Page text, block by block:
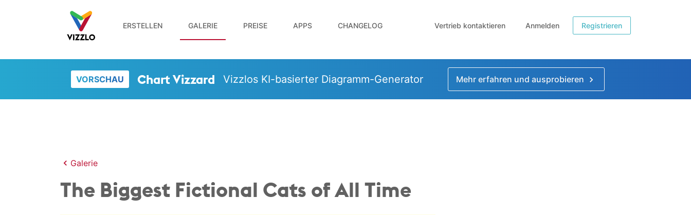
ERSTELLEN GALERIE PREISE APPS CHANGELOG Vertrieb kontaktieren Anmelden Registrieren
VORSCHAU Chart Vizzard Vizzlos KI-basierter Diagramm-Generator Mehr erfahren und ausprobieren
Galerie
The Biggest Fictional Cats of All Time